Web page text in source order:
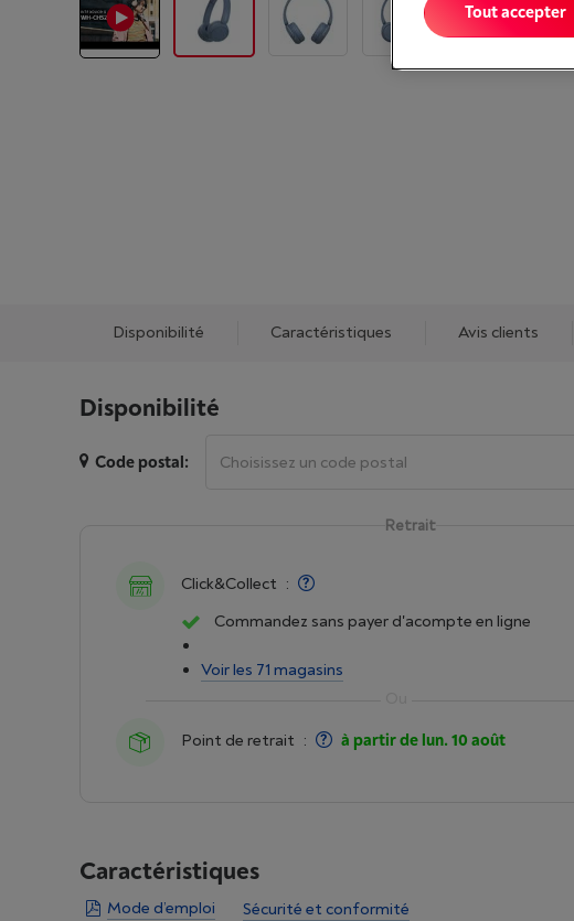
Disponibilité Caractéristiques Avis clients
Disponibilité
Code postal:
Retrait
Click&Collect :
Commandez sans payer d'acompte en ligne
Voir les 71 magasins
Point de retrait : à partir de lun. 10 août
Caractéristiques
Mode d’emploi Sécurité et conformité
Tout accepter